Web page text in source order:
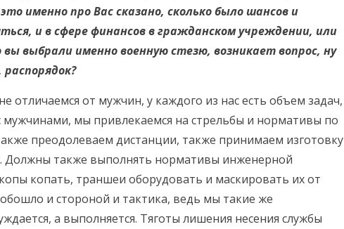
именно про Вас сказано, сколько было шансов и
и в сфере финансов в гражданском учреждении, или
выбрали именно военную стезю, возникает вопрос, ну
от мужчин, у каждого из нас есть объем задач,
мы привлекаемся на стрельбы и нормативы по
преодолеваем дистанции, также принимаем изготовку
Должны также выполнять нормативы инженерной
копать, траншеи оборудовать и маскировать их от
и стороной и тактика, ведь мы такие же
а выполняется. Тяготы лишения несения службы